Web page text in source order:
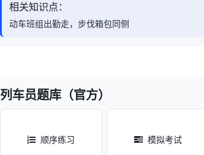
相关知识点：
动车班组出勤走，步伐箱包同侧
列车员题库（官方）
顺序练习 模拟考试